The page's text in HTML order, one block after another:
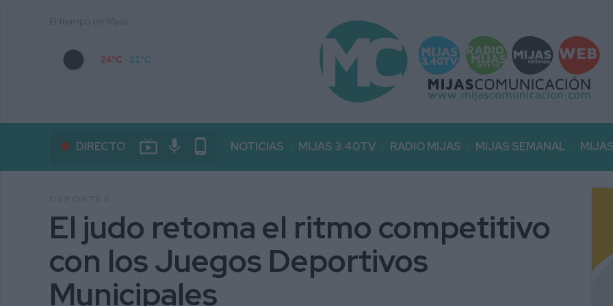
24°C 21°C
DIRECTO live_tv mic phone_android NOTICIAS MIJAS 3.40TV RADIO MIJAS MIJAS SEMANAL
El judo retoma el ritmo competitivo
con los Juegos Deportivos
Municipales